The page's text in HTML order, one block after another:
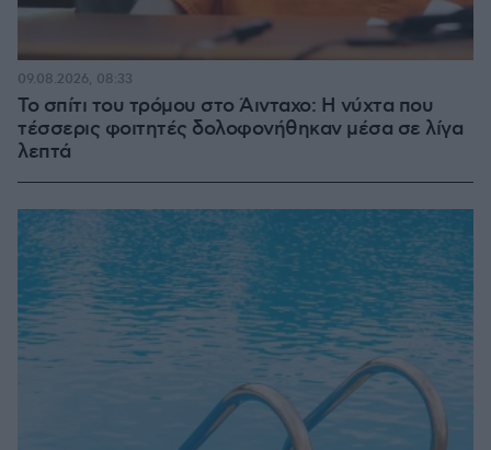
Το σπίτι του τρόμου στο Άινταχο: Η νύχτα που
τέσσερις φοιτητές δολοφονήθηκαν μέσα σε λίγα
λεπτά
09.08.2026, 08:33